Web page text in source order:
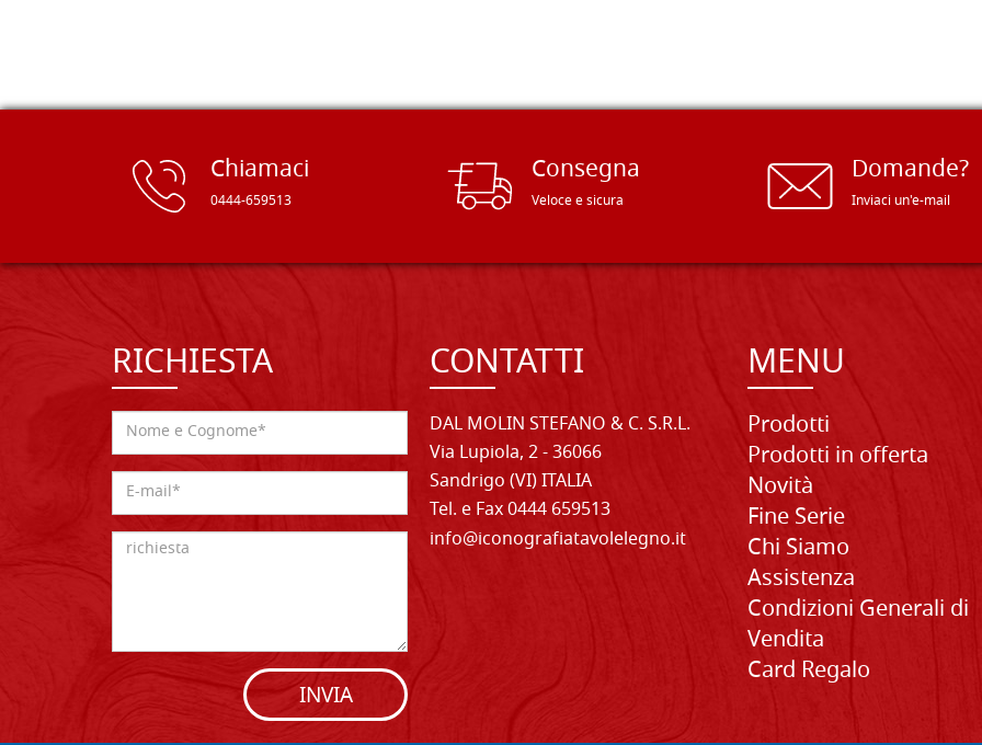
Chiamaci
0444-659513
Consegna
Veloce e sicura
Domande?
Inviaci un'e-mail
RICHIESTA
INVIA
CONTATTI
DAL MOLIN STEFANO & C. S.R.L.
Via Lupiola, 2 - 36066
Sandrigo (VI) ITALIA
Tel. e Fax 0444 659513
info@iconografiatavolelegno.it
MENU
Prodotti
Prodotti in offerta
Novità
Fine Serie
Chi Siamo
Assistenza
Condizioni Generali di
Vendita
Card Regalo